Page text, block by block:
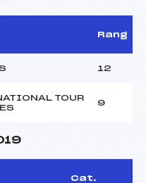
Rang
12
TOUR
9
Cat.